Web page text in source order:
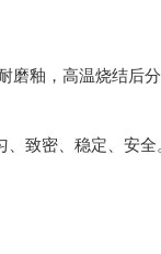
釉，高温烧结后
致密、稳定、安全